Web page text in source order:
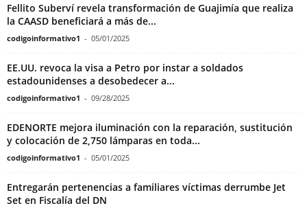
Fellito Suberví revela transformación de Guajimía que realiza
la CAASD beneficiará a más de...
codigoinformativo1 - 05/01/2025
EE.UU. revoca la visa a Petro por instar a soldados
estadounidenses a desobedecer a...
codigoinformativo1 - 09/28/2025
EDENORTE mejora iluminación con la reparación, sustitución
y colocación de 2,750 lámparas en toda...
codigoinformativo1 - 05/01/2025
Entregarán pertenencias a familiares víctimas derrumbe Jet
Set en Fiscalía del DN